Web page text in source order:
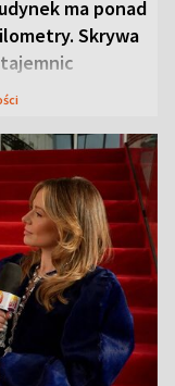
ma ponad
Skrywa